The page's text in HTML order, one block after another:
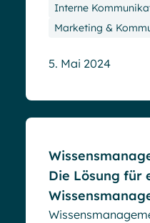
Interne
Marketing &
5. Mai 2024
Die Lösung für